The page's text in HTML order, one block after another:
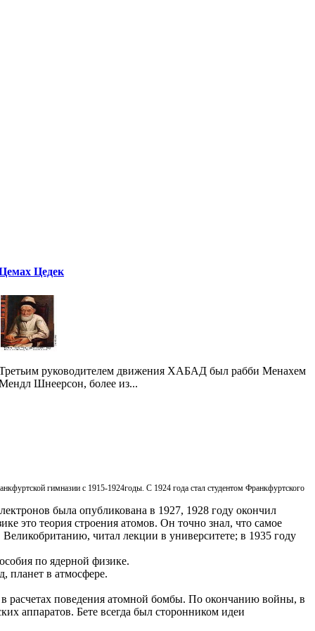
Цедек
руководителем движения ХАБАД был рабби Менахем
Шнеерсон, более из...
гимназии с 1915-1924годы. С 1924 года стал студентом Франкфуртского
была опубликована в 1927, 1928 году окончил
это теория строения атомов. Он точно знал, что самое
Великобританию, читал лекции в университете; в 1935 году
по ядерной физике.
планет в атмосфере.
расчетах поведения атомной бомбы. По окончанию войны, в
аппаратов. Бете всегда был сторонником идеи